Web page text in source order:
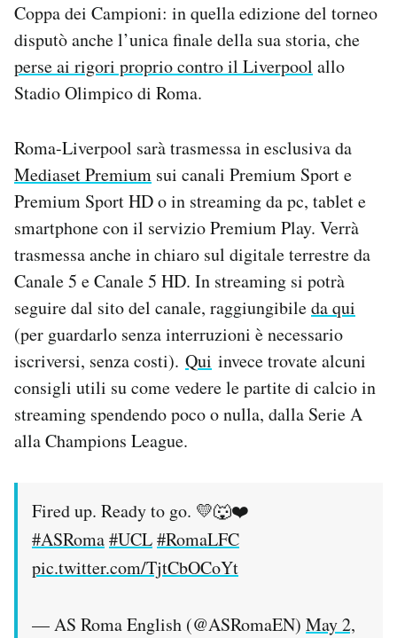
Coppa dei Campioni: in quella edizione del torneo
disputò anche l’unica finale della sua storia, che
perse ai rigori proprio contro il Liverpool allo
Stadio Olimpico di Roma.
Roma-Liverpool sarà trasmessa in esclusiva da
Mediaset Premium sui canali Premium Sport e
Premium Sport HD o in streaming da pc, tablet e
smartphone con il servizio Premium Play. Verrà
trasmessa anche in chiaro sul digitale terrestre da
Canale 5 e Canale 5 HD. In streaming si potrà
seguire dal sito del canale, raggiungibileda qui
(per guardarlo senza interruzioni è necessario
iscriversi, senza costi). Qui invece trovate alcuni
consigli utili su come vedere le partite di calcio in
streaming spendendo poco o nulla, dalla Serie A
alla Champions League.
Fired up. Ready to go. 💛🐺❤️
#ASRoma#UCL#RomaLFC
pic.twitter.com/TjtCbOCoYt
— AS Roma English (@ASRomaEN) May 2,